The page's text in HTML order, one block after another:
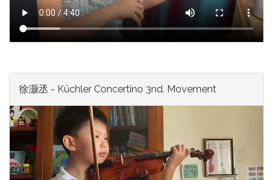
徐灏丞 - Küchler Concertino 3nd. Movement